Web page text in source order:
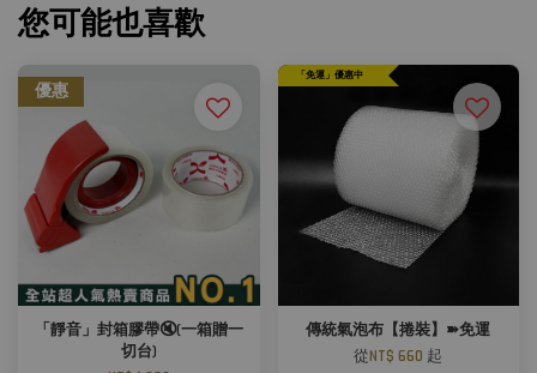
您可能也喜歡
優惠
「靜音」封箱膠帶🔇(一箱贈一
切台)
「免運」優惠中
傳統氣泡布【捲裝】➽免運
從NT$ 660 起